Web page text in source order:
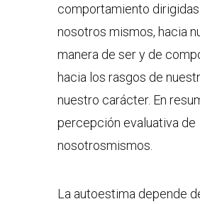
comportamiento
nosotros mismos, hacia
manera de ser y de
hacia los rasgos de
nuestro carácter. En
percepción evaluativa de
nosotrosmismos.
La autoestima depende